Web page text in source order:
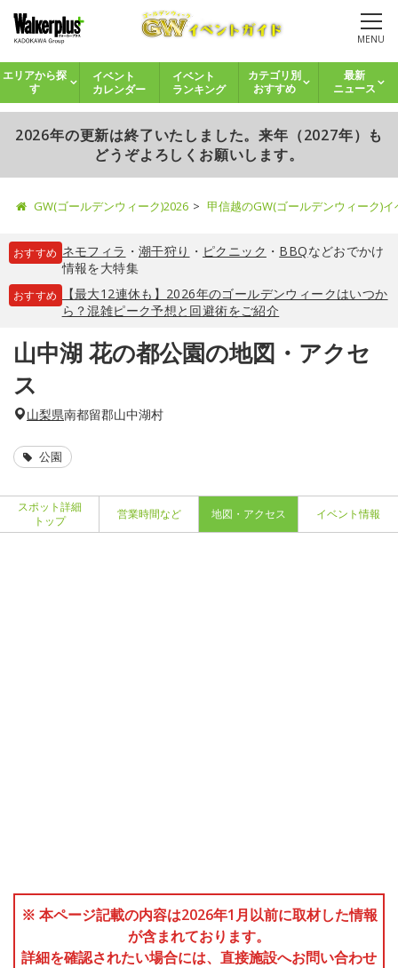
MENU
エリアから探
す
イベント
カレンダー
イベント
ランキング
カテゴリ別
おすすめ
最新
ニュース
2026年の更新は終了いたしました。来年（2027年）も
どうぞよろしくお願いします。
GW(ゴールデンウィーク)2026 甲信越のGW(ゴールデンウィーク)
おすすめ ネモフィラ ・ 潮干狩り ・ ピクニック ・ BBQなどおでかけ
情報を大特集
おすすめ
【最大12連休も】2026年のゴールデンウィークはいつか
ら？混雑ピーク予想と回避術をご紹介
山中湖 花の都公園の地図・アクセ
ス
山梨県南都留郡山中湖村
公園
スポット詳細
トップ
営業時間など 地図・アクセス イベント情報
※ 本ページ記載の内容は2026年1月以前に取材した情報
が含まれております。
詳細を確認されたい場合には、直接施設へお問い合わせ